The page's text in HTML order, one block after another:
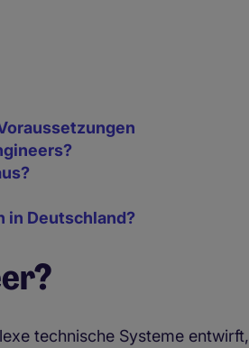
in Deutschland?
technische Systeme entwirft,